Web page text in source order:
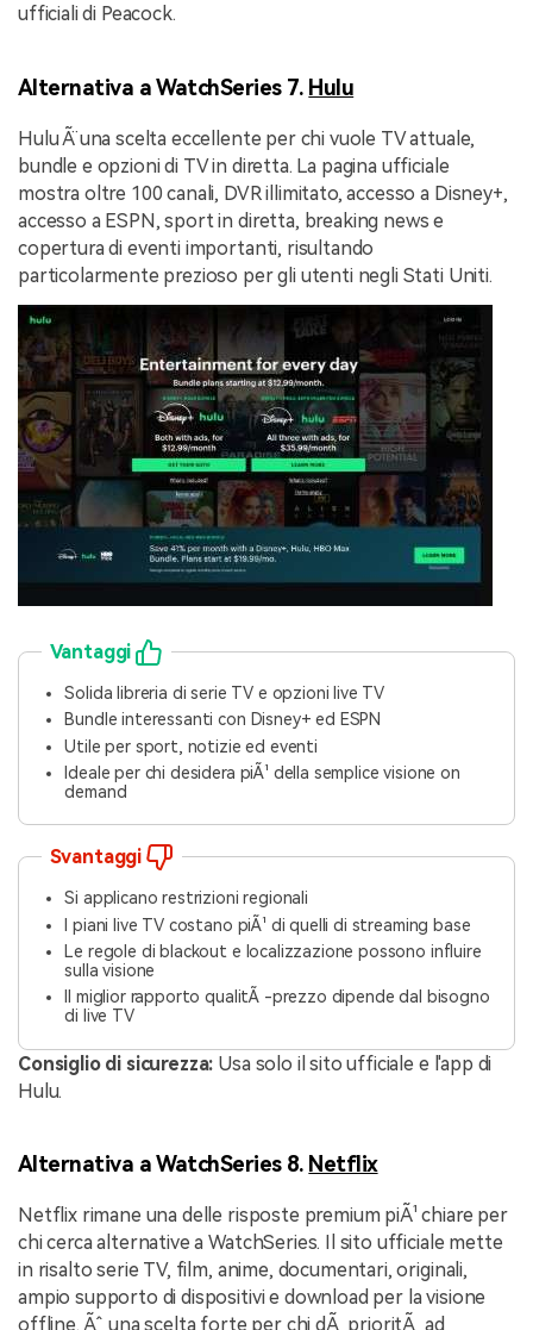
ufficiali di Peacock.
Alternativa a WatchSeries 7. Hulu
Hulu Ã¨ una scelta eccellente per chi vuole TV attuale,
bundle e opzioni di TV in diretta. La pagina ufficiale
mostra oltre 100 canali, DVR illimitato, accesso a Disney+,
accesso a ESPN, sport in diretta, breaking news e
copertura di eventi importanti, risultando
particolarmente prezioso per gli utenti negli Stati Uniti.
Vantaggi
Solida libreria di serie TV e opzioni live TV
Bundle interessanti con Disney+ ed ESPN
Utile per sport, notizie ed eventi
Ideale per chi desidera piÃ¹ della semplice visione on
demand
Svantaggi
Si applicano restrizioni regionali
I piani live TV costano piÃ¹ di quelli di streaming base
Le regole di blackout e localizzazione possono influire
sulla visione
Il miglior rapporto qualitÃ -prezzo dipende dal bisogno
di live TV
Consiglio di sicurezza: Usa solo il sito ufficiale e l'app di
Hulu.
Alternativa a WatchSeries 8. Netflix
Netflix rimane una delle risposte premium piÃ¹ chiare per
chi cerca alternative a WatchSeries. Il sito ufficiale mette
in risalto serie TV, film, anime, documentari, originali,
ampio supporto di dispositivi e download per la visione
offline. Ãˆ una scelta forte per chi dÃ prioritÃ ad